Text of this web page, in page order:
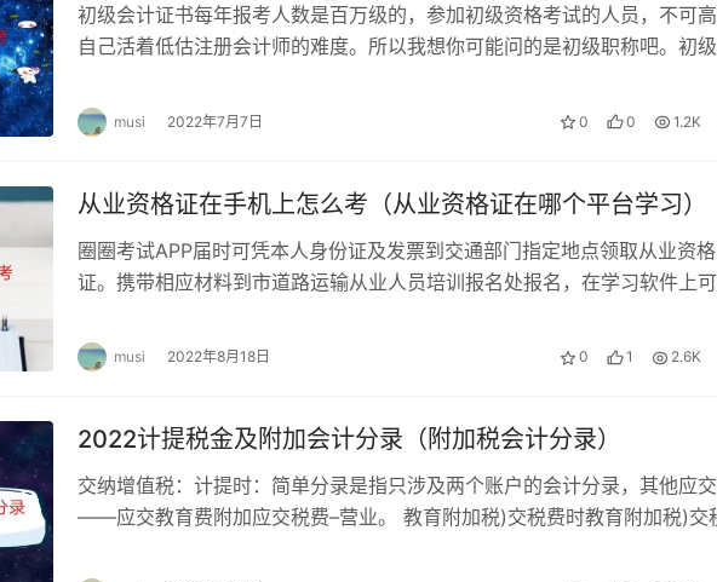
业的能力。单靠这个证书去就业是不现实的，它只是一个辅佐证明，大多数教育
助工作、帮助晋升，普通行业考这个证书的作用不大。但是长久来看，心理学会受
和闲暇时间，也可以学习试试。
有侵权，联系删除）
关注，多多点赞，谢谢）
初级会计证书每年报考人数是百万级的，参加初级资格考试的人员，不可
自己活着低估注册会计师的难度。所以我想你可能问的是初级职称吧。初级
musi 2022年7月7日 0 0 1.2K
从业资格证在手机上怎么考（从业资格证在哪个平台学习）
圈圈考试APP届时可凭本人身份证及发票到交通部门指定地点领取从业资格
证。携带相应材料到市道路运输从业人员培训报名处报名，在学习软件上可
musi 2022年8月18日 0 1 2.6K
2022计提税金及附加会计分录（附加税会计分录）
交纳增值税：计提时：简单分录是指只涉及两个账户的会计分录，其他应
——应交教育费附加应交税费–营业。 教育附加税)交税费时教育附加税)交